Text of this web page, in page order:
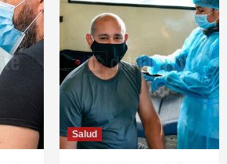
Salud